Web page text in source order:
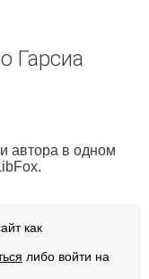
Гарсиа
автора в одном
как
либо войти на